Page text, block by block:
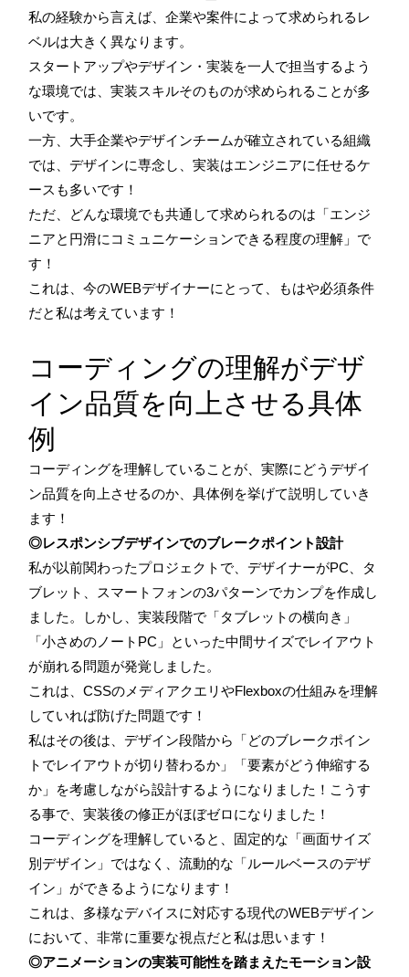
私の経験から言えば、企業や案件によって求められるレ
ベルは大きく異なります。
スタートアップやデザイン・実装を一人で担当するよう
な環境では、実装スキルそのものが求められることが多
いです。
一方、大手企業やデザインチームが確立されている組織
では、デザインに専念し、実装はエンジニアに任せるケ
ースも多いです！
ただ、どんな環境でも共通して求められるのは「エンジ
ニアと円滑にコミュニケーションできる程度の理解」で
す！
これは、今のWEBデザイナーにとって、もはや必須条件
だと私は考えています！
コーディングの理解がデザ
イン品質を向上させる具体
例
コーディングを理解していることが、実際にどうデザイ
ン品質を向上させるのか、具体例を挙げて説明していき
ます！
◎レスポンシブデザインでのブレークポイント設計
私が以前関わったプロジェクトで、デザイナーがPC、タ
ブレット、スマートフォンの3パターンでカンプを作成し
ました。しかし、実装段階で「タブレットの横向き」
「小さめのノートPC」といった中間サイズでレイアウト
が崩れる問題が発覚しました。
これは、CSSのメディアクエリやFlexboxの仕組みを理解
していれば防げた問題です！
私はその後は、デザイン段階から「どのブレークポイン
トでレイアウトが切り替わるか」「要素がどう伸縮する
か」を考慮しながら設計するようになりました！こうす
る事で、実装後の修正がほぼゼロになりました！
コーディングを理解していると、固定的な「画面サイズ
別デザイン」ではなく、流動的な「ルールベースのデザ
イン」ができるようになります！
これは、多様なデバイスに対応する現代のWEBデザイン
において、非常に重要な視点だと私は思います！
◎アニメーションの実装可能性を踏まえたモーション設